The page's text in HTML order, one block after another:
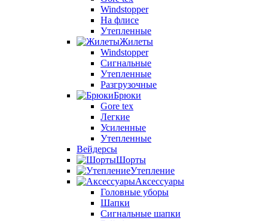
Windstopper
На флисе
Утепленные
Жилеты
Windstopper
Сигнальные
Утепленные
Разгрузочные
Брюки
Gore tex
Легкие
Усиленные
Утепленные
Вейдерсы
Шорты
Утепление
Аксессуары
Головные уборы
Шапки
Сигнальные шапки